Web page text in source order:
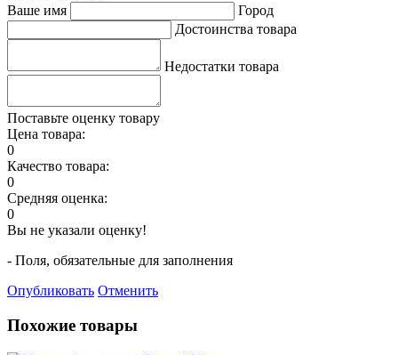
Ваше имя
Город
Достоинства товара
Недостатки товара
Поставьте оценку товару
Цена товара:
0
Качество товара:
0
Средняя оценка:
0
Вы не указали оценку!
- Поля, обязательные для заполнения
Опубликовать Отменить
Похожие товары